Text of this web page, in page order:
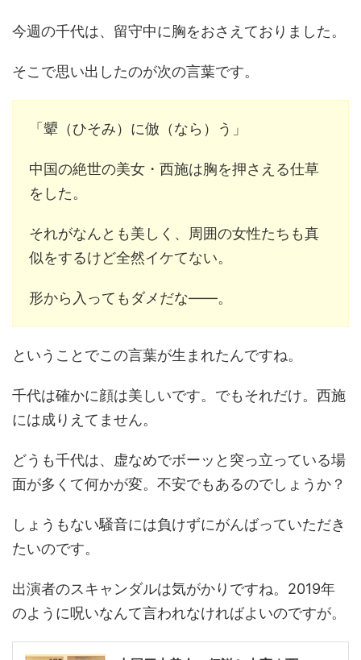
今週の千代は、留守中に胸をおさえておりました。
そこで思い出したのが次の言葉です。
「顰（ひそみ）に倣（なら）う」
中国の絶世の美女・西施は胸を押さえる仕草
をした。
それがなんとも美しく、周囲の女性たちも真
似をするけど全然イケてない。
形から入ってもダメだな――。
ということでこの言葉が生まれたんですね。
千代は確かに顔は美しいです。でもそれだけ。西施
には成りえてません。
どうも千代は、虚なめでボーッと突っ立っている場
面が多くて何かが変。不安でもあるのでしょうか？
しょうもない騒音には負けずにがんばっていただき
たいのです。
出演者のスキャンダルは気がかりですね。2019年
のように呪いなんて言われなければよいのですが。